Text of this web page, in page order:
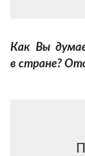
Как Вы
в стране?